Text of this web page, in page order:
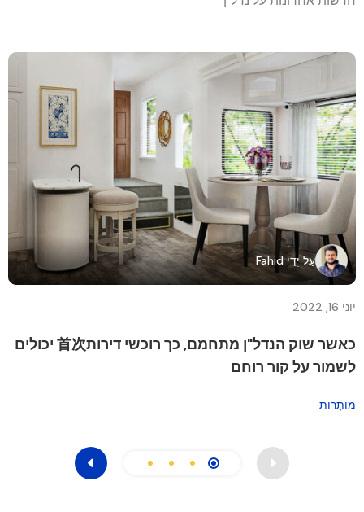
עַל יְדֵיFahid
יוני 16, 2022
כאשר שוק הנדל"ן מתחמם, כך רוכשי דירות首次 יכולים
לשמור על קור רוחם
מוּתָרוּת